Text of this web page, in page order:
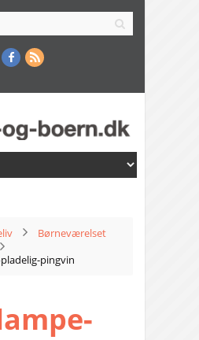
Børneværelset
pingvin